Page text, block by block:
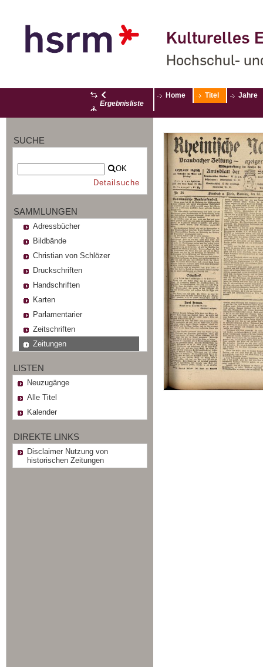
Kulturelles
Hochschul-
Ergebnisliste
Home Titel Jahre
SUCHE
OK
Detailsuche
SAMMLUNGEN
Adressbücher
Bildbände
Christian von Schlözer
Druckschriften
Handschriften
Karten
Parlamentarier
Zeitschriften
Zeitungen
LISTEN
Neuzugänge
Alle Titel
Kalender
DIREKTE LINKS
Disclaimer Nutzung von
historischen Zeitungen